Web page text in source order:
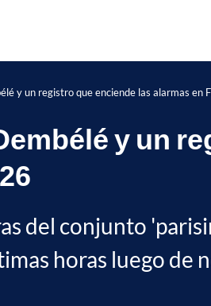
y un registro que enciende las alarmas en
y un
del conjunto
horas luego de